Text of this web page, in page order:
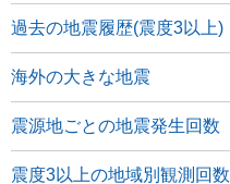
過去の地震履歴(震度3以上)
海外の大きな地震
震源地ごとの地震発生回数
震度3以上の地域別観測回数